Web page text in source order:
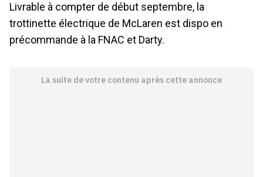
Livrable à compter de début septembre, la
trottinette électrique de McLaren est dispo en
précommande à la FNAC et Darty.
La suite de votre contenu après cette annonce